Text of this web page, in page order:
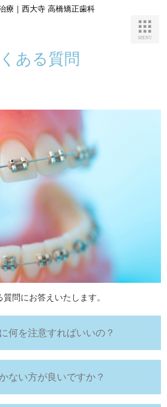
療｜西大寺 高橋矯正歯科
ある質問
問にお答えいたします。
何を注意すればいいの？
ない方が良いですか？